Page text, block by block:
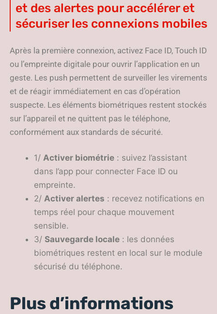
et des alertes pour accélérer et
sécuriser les connexions mobiles
Après la première connexion, activez Face ID, Touch ID
ou l’empreinte digitale pour ouvrir l’application en un
geste. Les push permettent de surveiller les virements
et de réagir immédiatement en cas d’opération
suspecte. Les éléments biométriques restent stockés
sur l’appareil et ne quittent pas le téléphone,
conformément aux standards de sécurité.
1/ Activer biométrie : suivez l’assistant
dans l’app pour connecter Face ID ou
empreinte.
2/ Activer alertes : recevez notifications en
temps réel pour chaque mouvement
sensible.
3/ Sauvegarde locale : les données
biométriques restent en local sur le module
sécurisé du téléphone.
Plus d’informations